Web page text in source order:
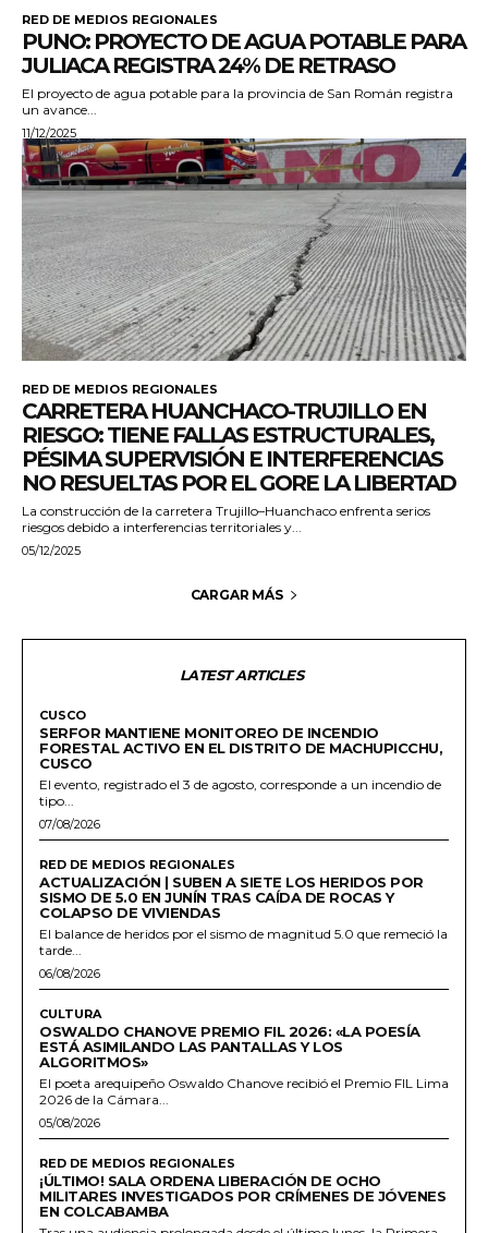
RED DE MEDIOS REGIONALES
PUNO: PROYECTO DE AGUA POTABLE PARA
JULIACA REGISTRA 24% DE RETRASO
El proyecto de agua potable para la provincia de San Román registra
un avance...
11/12/2025
RED DE MEDIOS REGIONALES
CARRETERA HUANCHACO-TRUJILLO EN
RIESGO: TIENE FALLAS ESTRUCTURALES,
PÉSIMA SUPERVISIÓN E INTERFERENCIAS
NO RESUELTAS POR EL GORE LA LIBERTAD
La construcción de la carretera Trujillo–Huanchaco enfrenta serios
riesgos debido a interferencias territoriales y...
05/12/2025
CARGAR MÁS
LATEST ARTICLES
CUSCO
SERFOR MANTIENE MONITOREO DE INCENDIO
FORESTAL ACTIVO EN EL DISTRITO DE MACHUPICCHU,
CUSCO
El evento, registrado el 3 de agosto, corresponde a un incendio de
tipo...
07/08/2026
RED DE MEDIOS REGIONALES
ACTUALIZACIÓN | SUBEN A SIETE LOS HERIDOS POR
SISMO DE 5.0 EN JUNÍN TRAS CAÍDA DE ROCAS Y
COLAPSO DE VIVIENDAS
El balance de heridos por el sismo de magnitud 5.0 que remeció la
tarde...
06/08/2026
CULTURA
OSWALDO CHANOVE PREMIO FIL 2026: «LA POESÍA
ESTÁ ASIMILANDO LAS PANTALLAS Y LOS
ALGORITMOS»
El poeta arequipeño Oswaldo Chanove recibió el Premio FIL Lima
2026 de la Cámara...
05/08/2026
RED DE MEDIOS REGIONALES
¡ÚLTIMO! SALA ORDENA LIBERACIÓN DE OCHO
MILITARES INVESTIGADOS POR CRÍMENES DE JÓVENES
EN COLCABAMBA